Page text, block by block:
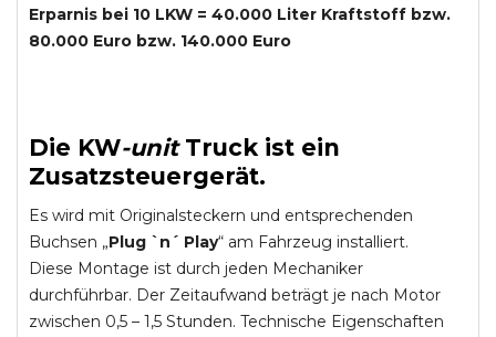
Erparnis bei 10 LKW = 40.000 Liter Kraftstoff bzw.
80.000 Euro bzw. 140.000 Euro
Die KW-unit Truckist ein
Zusatzsteuergerät.
Es wird mit Originalsteckern und entsprechenden
Buchsen „Plug `n´ Play“ am Fahrzeug installiert.
Diese Montage ist durch jeden Mechaniker
durchführbar. Der Zeitaufwand beträgt je nach Motor
zwischen 0,5 – 1,5 Stunden. Technische Eigenschaften